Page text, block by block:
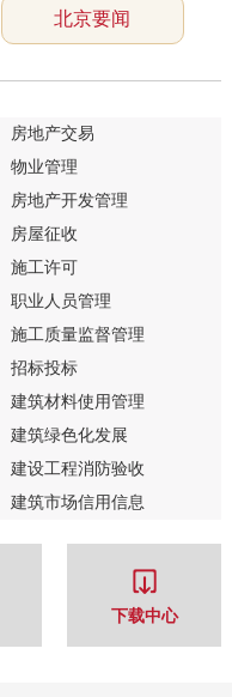
北京要闻
房地产交易
物业管理
房地产开发管理
房屋征收
施工许可
职业人员管理
施工质量监督管理
招标投标
建筑材料使用管理
建筑绿色化发展
建设工程消防验收
建筑市场信用信息
下载中心